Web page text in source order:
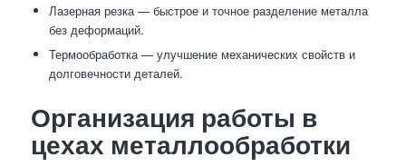
Лазерная резка — быстрое и точное разделение металла
без деформаций.
Термообработка — улучшение механических свойств и
долговечности деталей.
Организация работы в
цехах металлообработки